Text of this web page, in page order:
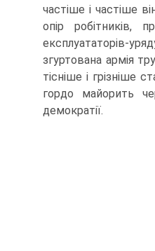
частіше і частіше
опір робітників,
експлуататорів-
згур­тована армія
тісніше і грізніше
гордо майорить
демократії.